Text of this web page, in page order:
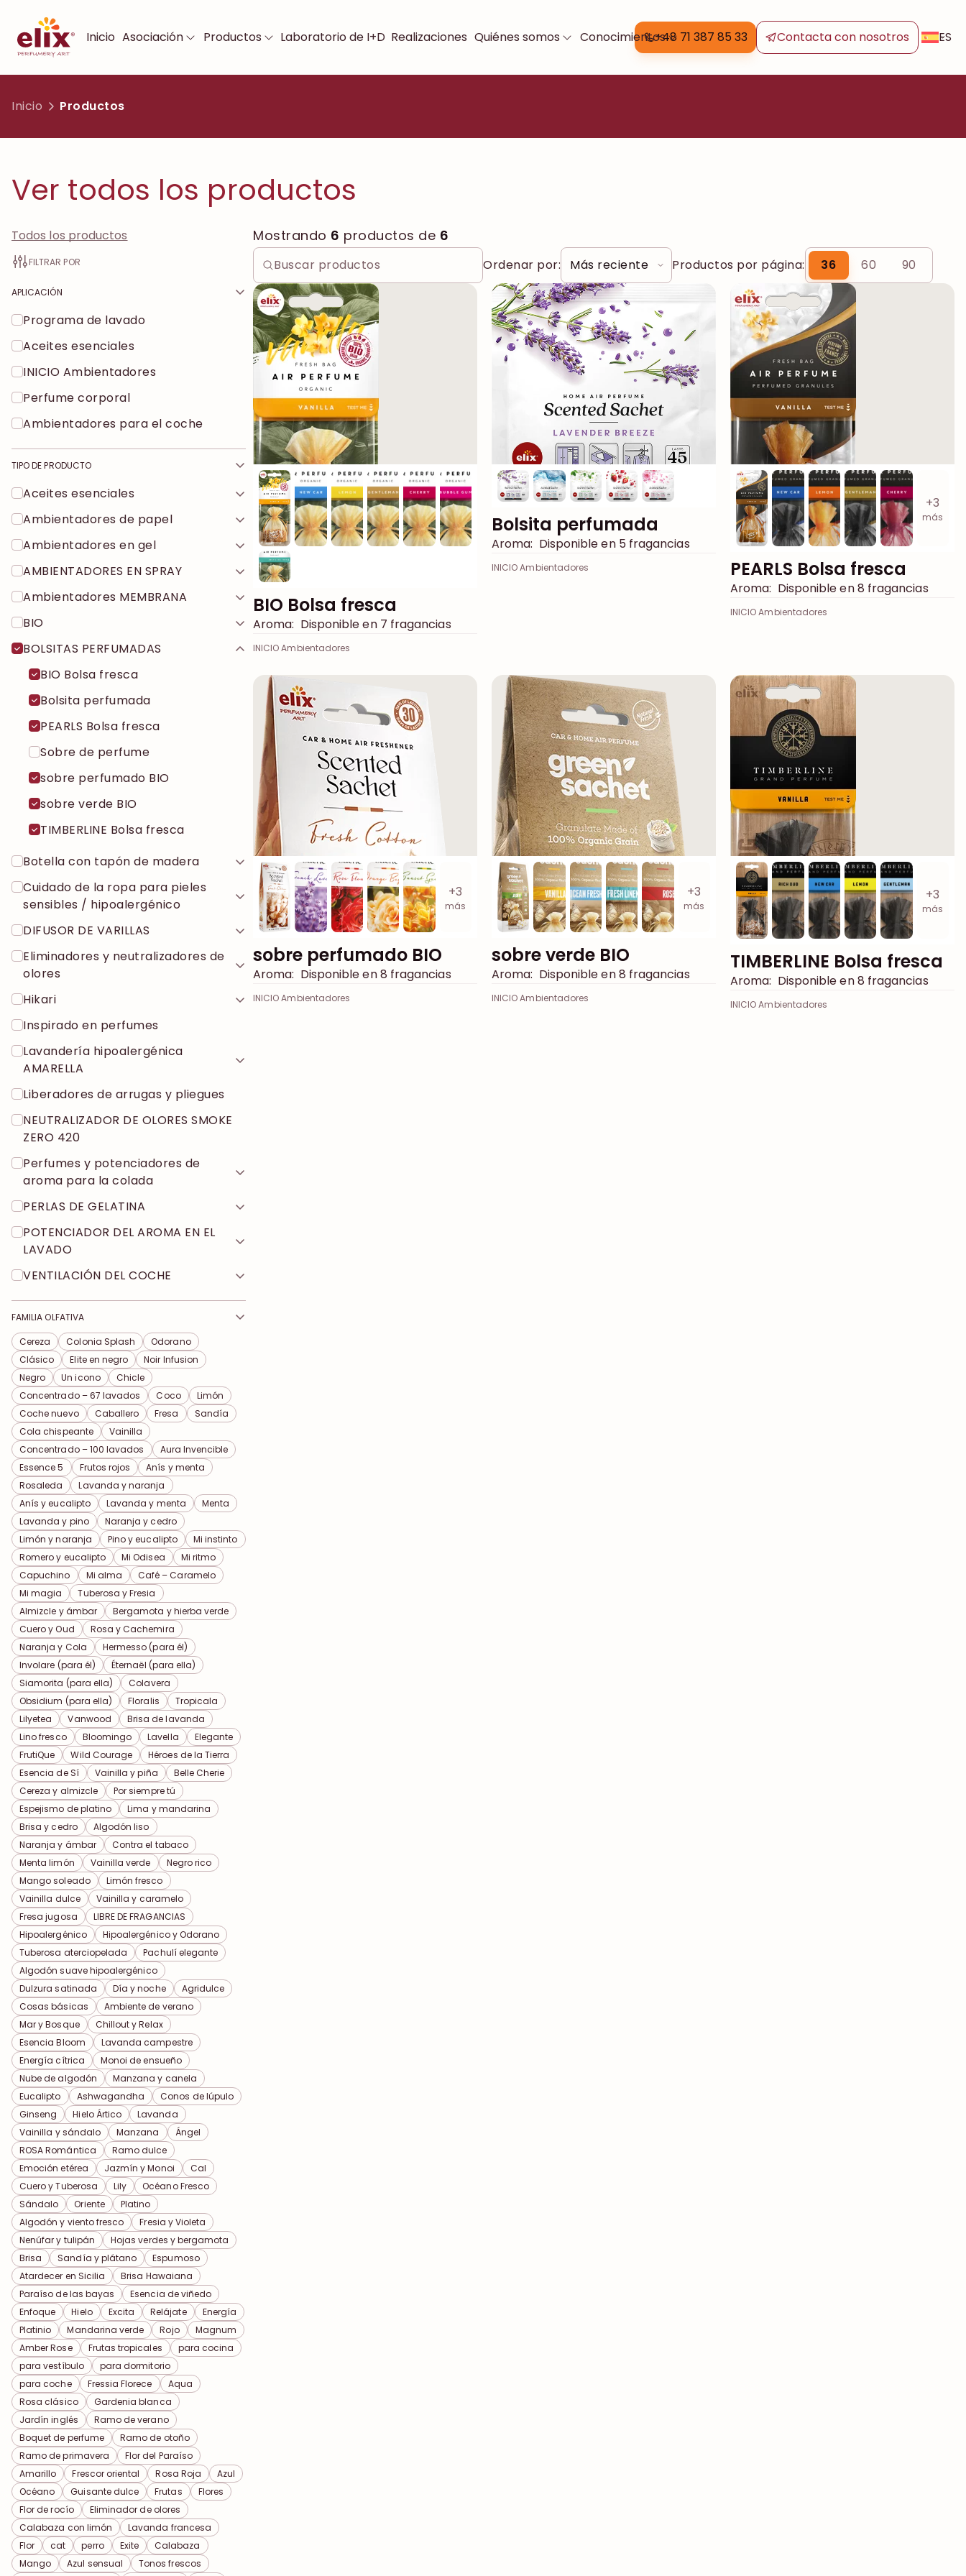
Inicio Asociación Productos Laboratorio de I+D Realizaciones Quiénes somos Conocimientos+48 71 387 85 33 Contacta con nosotros ES
Inicio Productos
Ver todos los productos
Todos los productos
FILTRAR POR
APLICACIÓN
Programa de lavado
Aceites esenciales
INICIO Ambientadores
Perfume corporal
Ambientadores para el coche
TIPO DE PRODUCTO
Aceites esenciales
Ambientadores de papel
Ambientadores en gel
AMBIENTADORES EN SPRAY
Ambientadores MEMBRANA
BIO
BOLSITAS PERFUMADAS
BIO Bolsa fresca
Bolsita perfumada
PEARLS Bolsa fresca
Sobre de perfume
sobre perfumado BIO
sobre verde BIO
TIMBERLINE Bolsa fresca
Botella con tapón de madera
Cuidado de la ropa para pieles
sensibles / hipoalergénico
DIFUSOR DE VARILLAS
Eliminadores y neutralizadores de
olores
Hikari
Inspirado en perfumes
Lavandería hipoalergénica
AMARELLA
Liberadores de arrugas y pliegues
NEUTRALIZADOR DE OLORES SMOKE
ZERO 420
Perfumes y potenciadores de
aroma para la colada
PERLAS DE GELATINA
POTENCIADOR DEL AROMA EN EL
LAVADO
VENTILACIÓN DEL COCHE
FAMILIA OLFATIVA
Cereza Colonia Splash
Odorano
Clásico
Elite en negro
Noir Infusion
Negro
Un icono
Chicle
Concentrado – 67 lavados
Coco
Limón
Coche nuevo
Caballero Fresa
Sandía
Cola chispeante
Vainilla
Concentrado – 100 lavados
Aura Invencible
Essence 5
Frutos rojos
Anís y menta
Rosaleda
Lavanda y naranja
Anís y eucalipto
Lavanda y menta
Menta
Lavanda y pino
Naranja y cedro
Limón y naranja
Pino y eucalipto
Mi instinto
Romero y eucalipto
Mi Odisea
Mi ritmo
Capuchino
Mi alma
Café – Caramelo
Mi magia
Tuberosa y Fresia
Almizcle y ámbar
Bergamota y hierba verde
Cuero y Oud
Rosa y Cachemira
Naranja y Cola
Hermesso (para él)
Involare (para él)
Éternaël (para ella)
Siamorita (para ella)
Colavera
Obsidium (para ella)
Floralis
Tropicala
Lilyetea
Vanwood
Brisa de lavanda
Lino fresco
Bloomingo Lavella
Elegante
FrutiQue
Wild Courage
Héroes de la Tierra
Esencia de Sí
Vainilla y piña
Belle Cherie
Cereza y almizcle
Por siempre tú
Espejismo de platino
Lima y mandarina
Brisa y cedro
Algodón liso
Naranja y ámbar
Contra el tabaco
Menta limón
Vainilla verde
Negro rico
Mango soleado
Limón fresco
Vainilla dulce
Vainilla y caramelo
Fresa jugosa
LIBRE DE FRAGANCIAS
Hipoalergénico
Hipoalergénico y Odorano
Tuberosa aterciopelada
Pachulí elegante
Algodón suave hipoalergénico
Dulzura satinada
Día y noche
Agridulce
Cosas básicas
Ambiente de verano
Mar y Bosque
Chillout y Relax
Esencia Bloom
Lavanda campestre
Energía cítrica
Monoi de ensueño
Nube de algodón
Manzana y canela
Eucalipto
Ashwagandha
Conos de lúpulo
Ginseng
Hielo Ártico
Lavanda
Vainilla y sándalo
Manzana
Ángel
ROSA Romántica
Ramo dulce
Emoción etérea
Jazmín y Monoi
Cal
Cuero y Tuberosa
Lily
Océano Fresco
Sándalo
Oriente
Platino
Algodón y viento fresco
Fresia y Violeta
Nenúfar y tulipán
Hojas verdes y bergamota
Brisa
Sandía y plátano
Espumoso
Atardecer en Sicilia
Brisa Hawaiana
Paraíso de las bayas
Esencia de viñedo
Enfoque
Hielo Excita Relájate
Energía
Platinio
Mandarina verde Rojo
Magnum
Amber Rose
Frutas tropicales
para cocina
para vestíbulo
para dormitorio
para coche
Fressia Florece
Aqua
Rosa clásico
Gardenia blanca
Jardín inglés
Ramo de verano
Boquet de perfume
Ramo de otoño
Ramo de primavera
Flor del Paraíso
Amarillo
Frescor oriental Rosa Roja
Azul
Océano
Guisante dulce Frutas
Flores
Flor de rocío
Eliminador de olores
Calabaza con limón
Lavanda francesa
Flor
cat perro Exite
Calabaza
Mango
Azul sensual
Tonos frescos
Ordenar por: Productos por página: 36 60 90
Mostrando 6 productos de 6
BIO Bolsa fresca
Aroma: Disponible en 7 fragancias
INICIO Ambientadores
Bolsita perfumada
Aroma: Disponible en 5 fragancias
INICIO Ambientadores
+3
más
PEARLS Bolsa fresca
Aroma: Disponible en 8 fragancias
INICIO Ambientadores
+3
más
sobre perfumado BIO
Aroma: Disponible en 8 fragancias
INICIO Ambientadores
+3
más
sobre verde BIO
Aroma: Disponible en 8 fragancias
INICIO Ambientadores
+3
más
TIMBERLINE Bolsa fresca
Aroma: Disponible en 8 fragancias
INICIO Ambientadores